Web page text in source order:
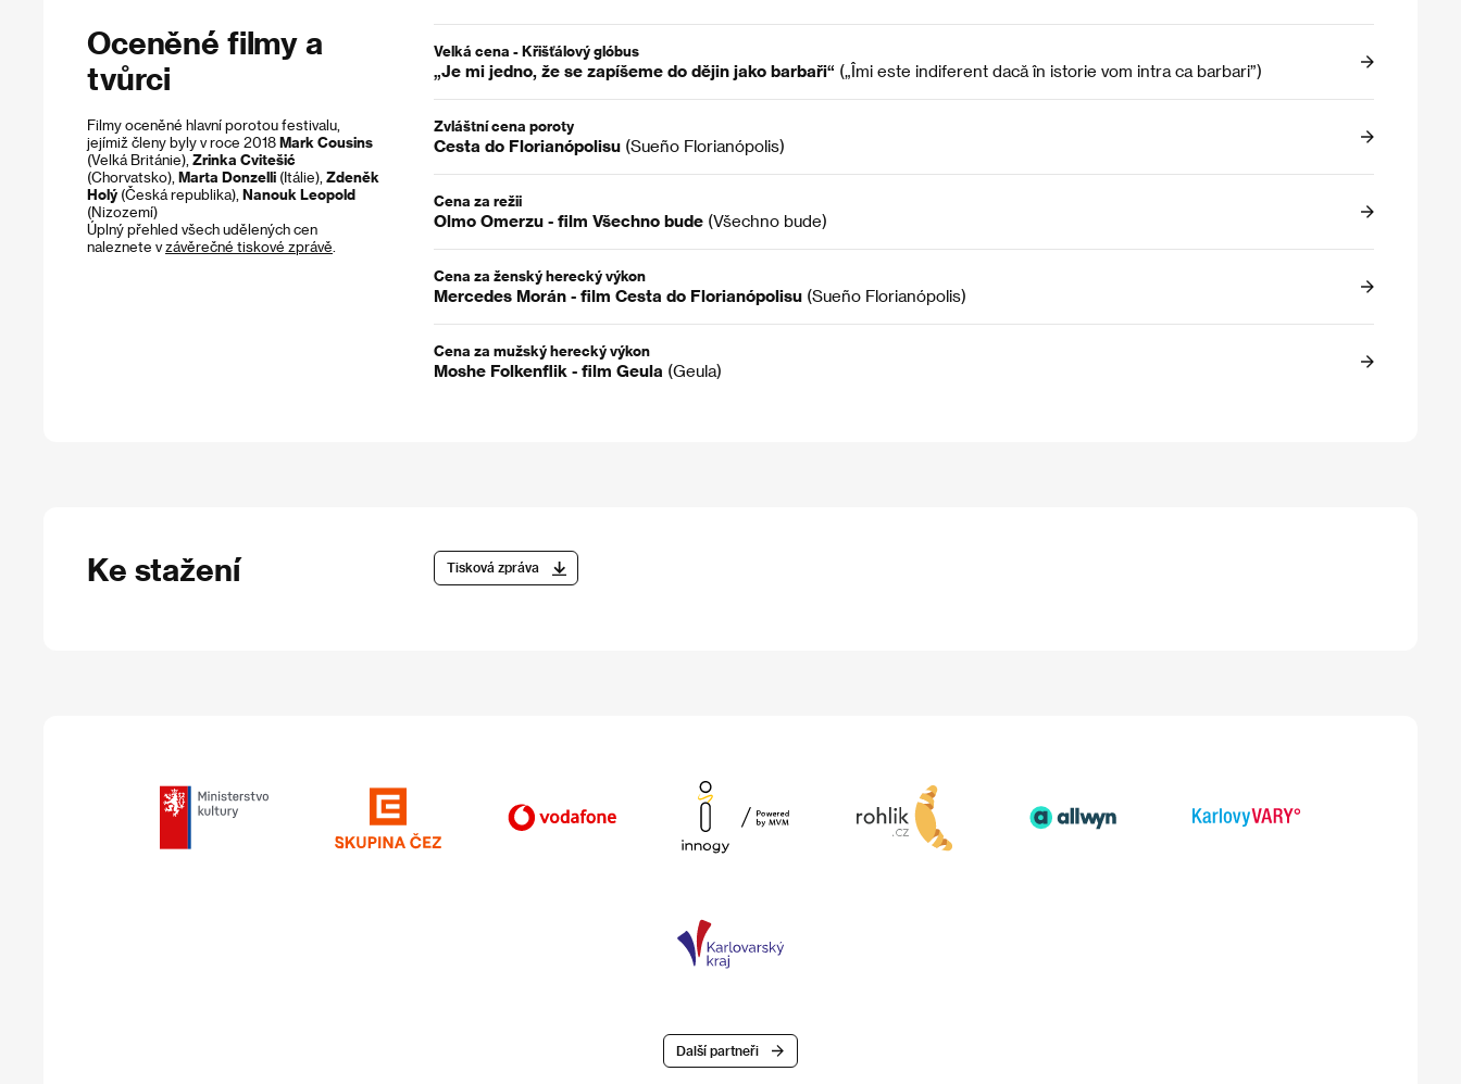
Oceněné filmy a
tvůrci
Filmy oceněné hlavní porotou festivalu,
jejímiž členy byly v roce 2018 Mark Cousins
(Velká Británie), Zrinka Cvitešić
(Chorvatsko), Marta Donzelli (Itálie), Zdeněk
Holý (Česká republika), Nanouk Leopold
(Nizozemí)
Úplný přehled všech udělených cen
naleznete vzávěrečné tiskové zprávě
Velká cena - Křišťálový glóbus
„Je mi jedno, že se zapíšeme do dějin jako barbaři“ („Îmi este indiferent dacă în istorie vom intra ca barbari”)
Zvláštní cena poroty
Cesta do Florianópolisu (Sueño Florianópolis)
Cena za režii
Olmo Omerzu - film Všechno bude (Všechno bude)
Cena za ženský herecký výkon
Mercedes Morán - film Cesta do Florianópolisu (Sueño Florianópolis)
Cena za mužský herecký výkon
Moshe Folkenflik - film Geula (Geula)
Ke stažení Tisková zpráva
Další partneři